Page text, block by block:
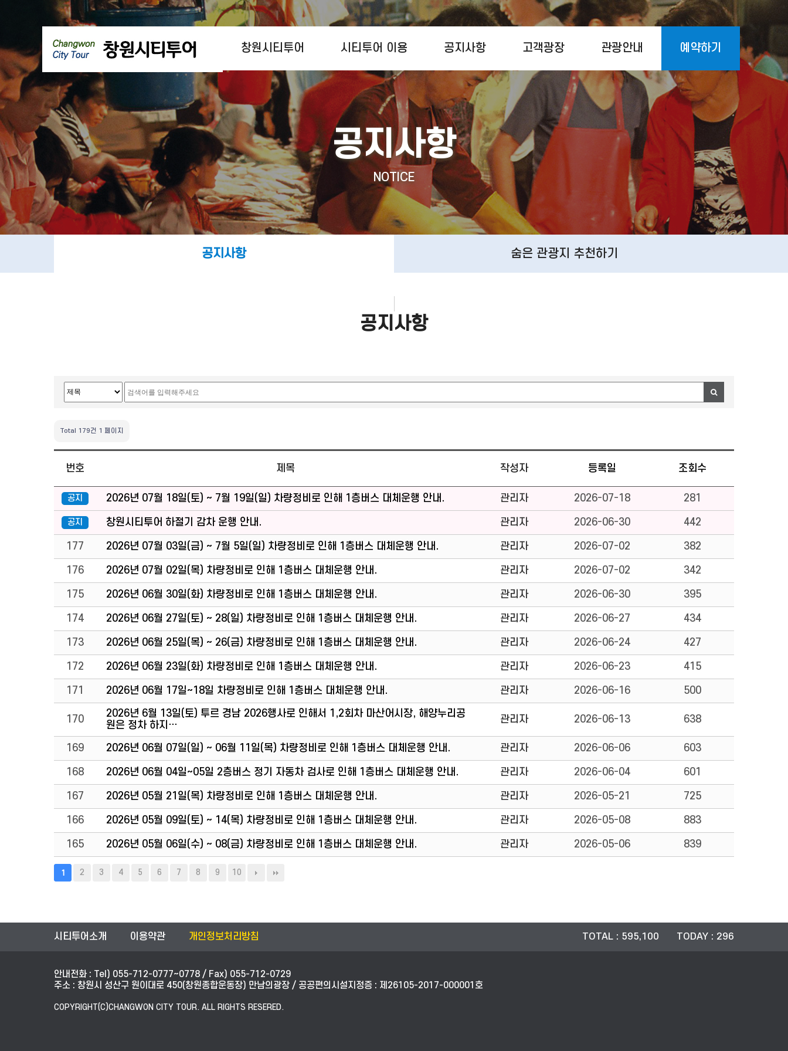
창원시티투어 시티투어 이용 공지사항 고객광장 관광안내 예약하기
공지사항
NOTICE
공지사항 숨은 관광지 추천하기
공지사항
Total 179건 1 페이지
번호 제목 작성자 등록일 조회수
공지 2026년 07월 18일(토) ~ 7월 19일(일) 차량정비로 인해 1층버스 대체운행 안내. 관리자 2026-07-18 281
공지 창원시티투어 하절기 감차 운행 안내. 관리자 2026-06-30 442
177 2026년 07월 03일(금) ~ 7월 5일(일) 차량정비로 인해 1층버스 대체운행 안내. 관리자 2026-07-02 382
176 2026년 07월 02일(목) 차량정비로 인해 1층버스 대체운행 안내. 관리자 2026-07-02 342
175 2026년 06월 30일(화) 차량정비로 인해 1층버스 대체운행 안내. 관리자 2026-06-30 395
174 2026년 06월 27일(토) ~ 28(일) 차량정비로 인해 1층버스 대체운행 안내. 관리자 2026-06-27 434
173 2026년 06월 25일(목) ~ 26(금) 차량정비로 인해 1층버스 대체운행 안내. 관리자 2026-06-24 427
172 2026년 06월 23일(화) 차량정비로 인해 1층버스 대체운행 안내. 관리자 2026-06-23 415
171 2026년 06월 17일~18일 차량정비로 인해 1층버스 대체운행 안내. 관리자 2026-06-16 500
170
2026년 6월 13일(토) 투르 경남 2026행사로 인해서 1,2회차 마산어시장, 해양누리공
원은 정차 하지…
관리자 2026-06-13 638
169 2026년 06월 07일(일) ~ 06월 11일(목) 차량정비로 인해 1층버스 대체운행 안내. 관리자 2026-06-06 603
168 2026년 06월 04일~05일 2층버스 정기 자동차 검사로 인해 1층버스 대체운행 안내. 관리자 2026-06-04 601
167 2026년 05월 21일(목) 차량정비로 인해 1층버스 대체운행 안내. 관리자 2026-05-21 725
166 2026년 05월 09일(토) ~ 14(목) 차량정비로 인해 1층버스 대체운행 안내. 관리자 2026-05-08 883
165 2026년 05월 06일(수) ~ 08(금) 차량정비로 인해 1층버스 대체운행 안내. 관리자 2026-05-06 839
1 2 3 4 5 6 7 8 9 10
시티투어소개 이용약관 개인정보처리방침 TOTAL : 595,100 TODAY : 296
안내전화 : Tel) 055-712-0777~0778 / Fax) 055-712-0729
주소 : 창원시 성산구 원이대로 450(창원종합운동장) 만남의광장 / 공공편의시설지정증 : 제26105-2017-000001호
COPYRIGHT(C)CHANGWON CITY TOUR. ALL RIGHTS RESERED.